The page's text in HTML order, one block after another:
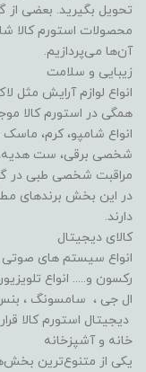
تحویل بگیرید. بعضی از
محصولات استورم کالا
آن‌ها می‌پردازیم.
زیبایی و سلامت
انواع لوازم آرایش مثل
همگی در استورم کالا
انواع شامپو، کرم،
شخصی برقی، ست هدیه،
مراقبت شخصی طبی در
در این بخش برندهای
دارند.
کالای دیجیتال
انواع سیستم های صوتی
رکسون و..... انواع
ال جی ، سامسونگ ، بنس
دیجیتال استورم کالا
خانه و آشپزخانه
یکی از متنوع‌ترین